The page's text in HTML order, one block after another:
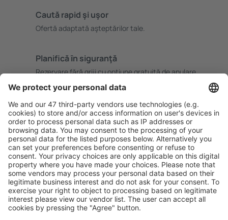
Caută rapid şi uşor
Ofertă adaptată aşteptărilor tale.
Planifică ȋn siguranţă
Rezervare fără griji cu opțiune gratuită de anulare.
Economiseşte mai mult
Prețuri atractive și oferte speciale pentru utilizatorii
conectați.
Cazarea preferată
Alege din peste 1,3 mil. de opţiuni: hoteluri, cabane,
apartamente și altele.
Cele mai căutate hoteluri de către utilizatorii eSky